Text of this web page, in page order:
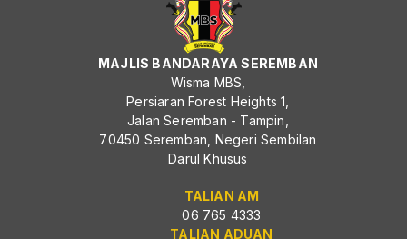
MAJLIS BANDARAYA SEREMBAN
Wisma MBS,
Persiaran Forest Heights 1,
Jalan Seremban - Tampin,
70450 Seremban, Negeri Sembilan
Darul Khusus
TALIAN AM
06 765 4333
TALIAN ADUAN